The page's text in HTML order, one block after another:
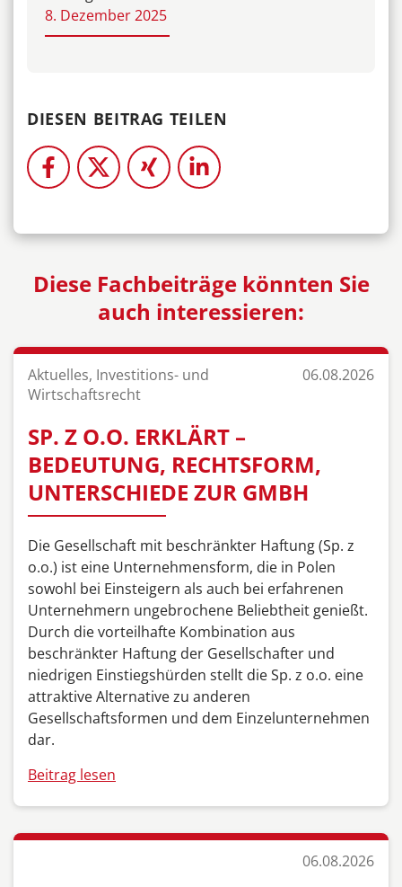
8. Dezember 2025
DIESEN BEITRAG TEILEN
Diese Fachbeiträge könnten Sie
auch interessieren:
Aktuelles, Investitions- und
Wirtschaftsrecht
06.08.2026
SP. Z O.O. ERKLÄRT –
BEDEUTUNG, RECHTSFORM,
UNTERSCHIEDE ZUR GMBH
Die Gesellschaft mit beschränkter Haftung (Sp. z
o.o.) ist eine Unternehmensform, die in Polen
sowohl bei Einsteigern als auch bei erfahrenen
Unternehmern ungebrochene Beliebtheit genießt.
Durch die vorteilhafte Kombination aus
beschränkter Haftung der Gesellschafter und
niedrigen Einstiegshürden stellt die Sp. z o.o. eine
attraktive Alternative zu anderen
Gesellschaftsformen und dem Einzelunternehmen
dar.
Beitrag lesen
06.08.2026